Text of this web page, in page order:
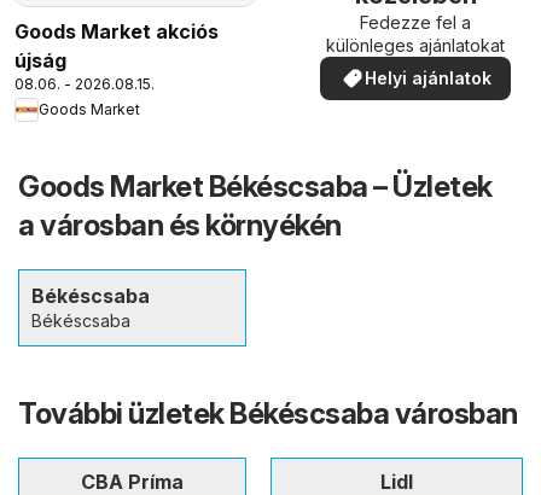
Goods Market akciós
újság
08.06. - 2026.08.15.
Goods Market
Fedezze fel a
különleges ajánlatokat
Helyi ajánlatok
Goods Market Békéscsaba – Üzletek
a városban és környékén
Békéscsaba
Békéscsaba
További üzletek Békéscsaba városban
CBA Príma
Lidl